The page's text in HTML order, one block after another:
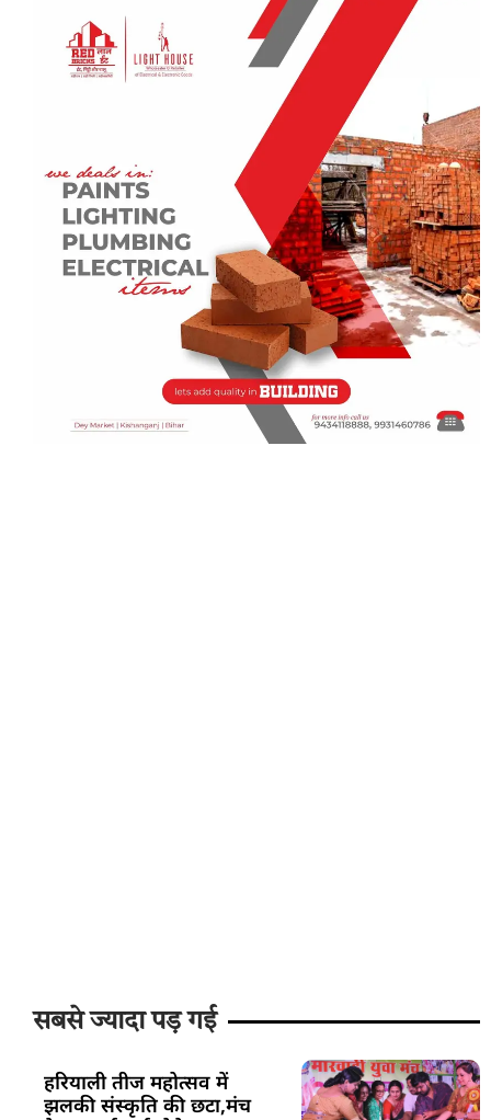
p
m o
o
सबसे ज्यादा पड़ गई
हरियाली तीज महोत्सव में
झलकी संस्कृति की छटा,मंच